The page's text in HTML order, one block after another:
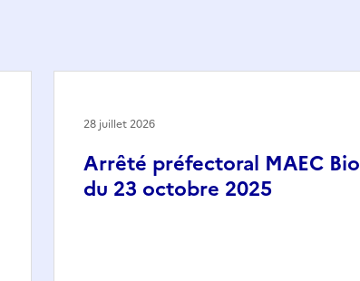
Arrêté préfectoral MAEC Bio
du 23 octobre 2025
28 juillet 2026